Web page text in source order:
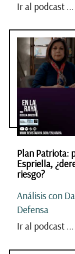
Ir al podcast ...
Plan Patriota:
Espriella,
riesgo?
Análisis con
Defensa
Ir al podcast ...